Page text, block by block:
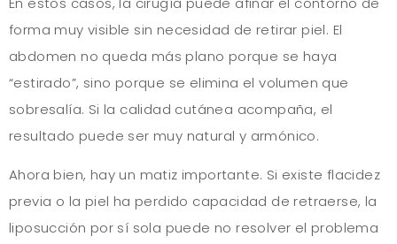
forma muy visible sin necesidad de retirar piel. El
abdomen no queda más plano porque se haya
“estirado”, sino porque se elimina el volumen que
sobresalía. Si la calidad cutánea acompaña, el
resultado puede ser muy natural y armónico.
Ahora bien, hay un matiz importante. Si existe flacidez
previa o la piel ha perdido capacidad de retraerse, la
liposucción por sí sola puede no resolver el problema